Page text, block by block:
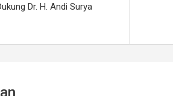
Dr. H. Andi Surya